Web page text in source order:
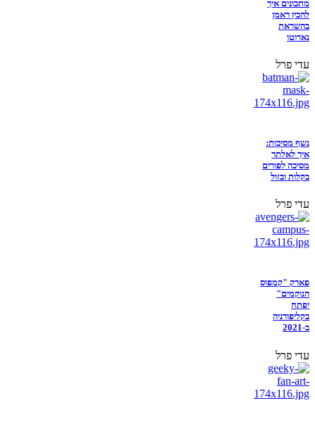
מתכונים איך
להכין ראמן
בהשראת
נארוטו
עדי פרל
נשף מסיכות:
איך לאלתר
מסיכה לפורים
בקלות ובזול
עדי פרל
פארק "קמפוס
הנוקמים"
יפתח
בקליפורניה
ב-2021
עדי פרל